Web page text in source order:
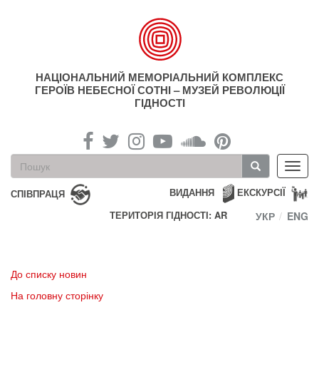
НАЦІОНАЛЬНИЙ МЕМОРІАЛЬНИЙ КОМПЛЕКС
ГЕРОЇВ НЕБЕСНОЇ СОТНІ – МУЗЕЙ РЕВОЛЮЦІЇ
ГІДНОСТІ
Пошукова
форма
Пошук
СПІВПРАЦЯ ЕКСКУРСІЇ
ВИДАННЯ
ТЕРИТОРІЯ ГІДНОСТІ: AR
УКР ENG
До списку новин
На головну сторінку